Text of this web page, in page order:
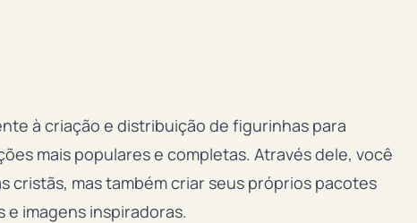
à criação e distribuição de figurinhas para
mais populares e completas. Através dele, você
cristãs, mas também criar seus próprios pacotes
e imagens inspiradoras.